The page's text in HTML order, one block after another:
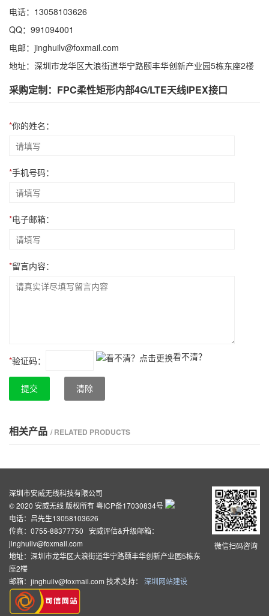
电话：13058103626
QQ：991094001
电邮：jinghuilv@foxmail.com
地址：深圳市龙华区大浪街道华宁路颐丰华创新产业园5栋东座2楼
采购定制：FPC柔性矩形内部4G/LTE天线IPEX接口
*你的姓名：
*手机号码：
*电子邮箱：
*留言内容：
*验证码： 看不清？
提交 清除
相关产品 / RELATED PRODUCTS
微信扫码咨询
深圳市安威无线科技有限公司
© 2020 安威无线 版权所有粤ICP备17030834号
电话：吕先生13058103626
传真：0755-88377750 安威评估&升级邮箱：
jinghuilv@foxmail.com
地址：深圳市龙华区大浪街道华宁路颐丰华创新产业园5栋东
座2楼
邮箱：jinghuilv@foxmail.com 技术支持： 深圳网站建设